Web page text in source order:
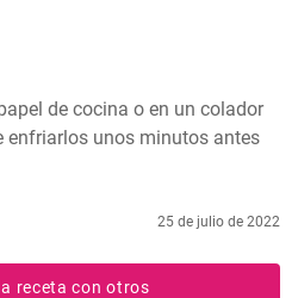
de cocina o en un colador
enfriarlos unos minutos antes
25 de julio de 2022
receta con otros